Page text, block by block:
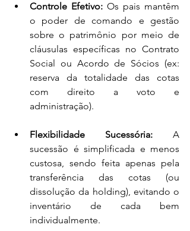
Controle Efetivo: Os pais mantêm
o poder de comando e gestão
sobre o patrimônio por meio de
cláusulas específicas no Contrato
Social ou Acordo de Sócios (ex:
reserva da totalidade das cotas
com direito a voto e
administração).
Flexibilidade Sucessória: A
sucessão é simplificada e menos
custosa, sendo feita apenas pela
transferência das cotas (ou
dissolução da holding), evitando o
inventário de cada bem
individualmente.